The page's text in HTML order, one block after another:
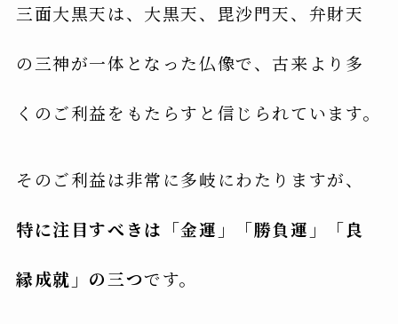
三面大黒天は、大黒天、毘沙門天、弁財天
の三神が一体となった仏像で、古来より多
くのご利益をもたらすと信じられています。
そのご利益は非常に多岐にわたりますが、
特に注目すべきは「金運」「勝負運」「良
縁成就」の三つです。